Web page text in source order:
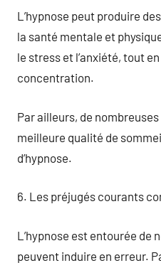
L’hypnose peut produire
la santé mentale et
le stress et l’anxiété, tout
concentration.
Par ailleurs, de
meilleure qualité de
d’hypnose.
6. Les préjugés courants
L’hypnose est entourée de
peuvent induire en erreur.